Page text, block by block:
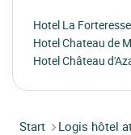
Hotel La
Hotel Chateau de
Hotel Château
Start Logis hôtel